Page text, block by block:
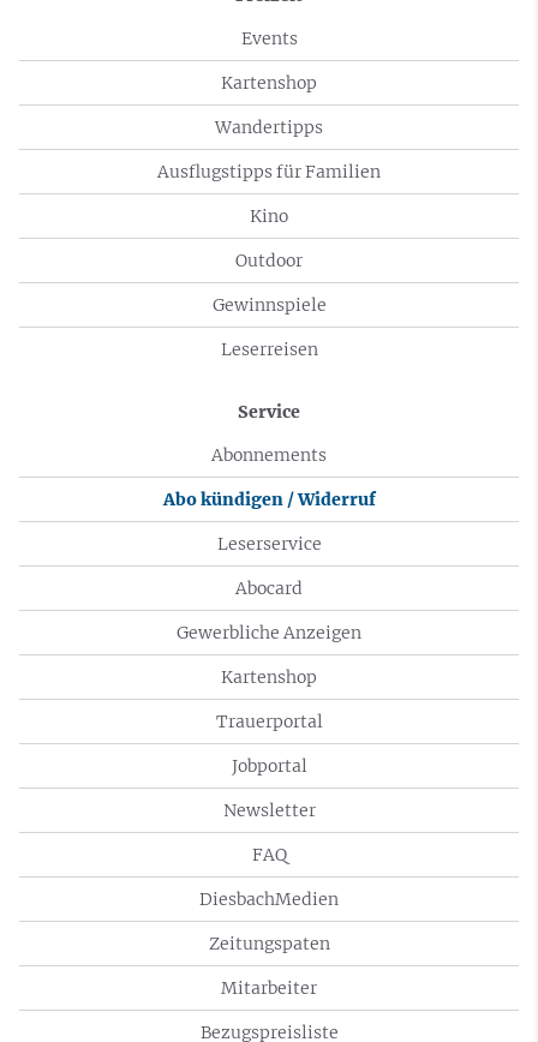
Events
Kartenshop
Wandertipps
Ausflugstipps für Familien
Kino
Outdoor
Gewinnspiele
Leserreisen
Service
Abonnements
Abo kündigen / Widerruf
Leserservice
Abocard
Gewerbliche Anzeigen
Kartenshop
Trauerportal
Jobportal
Newsletter
FAQ
DiesbachMedien
Zeitungspaten
Mitarbeiter
Bezugspreisliste